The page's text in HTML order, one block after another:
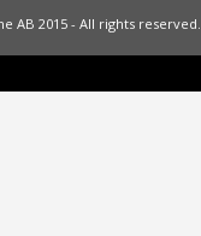
AB 2015 - All rights reserved.